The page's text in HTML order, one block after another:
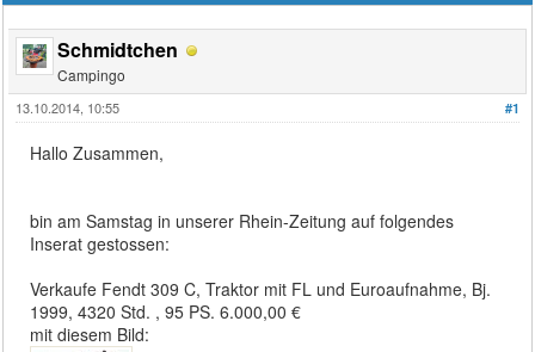
Schmidtchen
Campingo
#1
13.10.2014, 10:55
Hallo Zusammen,
bin am Samstag in unserer Rhein-Zeitung auf folgendes
Inserat gestossen:
Verkaufe Fendt 309 C, Traktor mit FL und Euroaufnahme, Bj.
1999, 4320 Std. , 95 PS. 6.000,00 €
mit diesem Bild: